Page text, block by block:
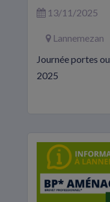
13/11/2025
Lannemezan
Journée portes
2025